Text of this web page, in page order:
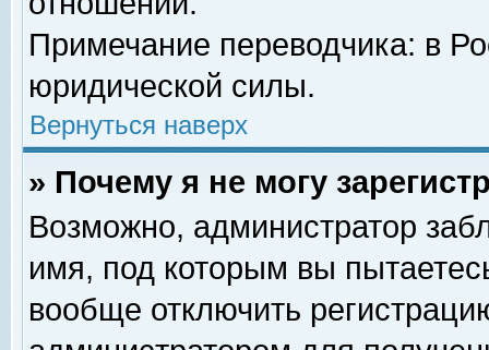
Примечание переводчика: в
юридической силы.
Вернуться наверх
» Почему я не могу
Возможно, администратор
имя, под которым вы
вообще отключить